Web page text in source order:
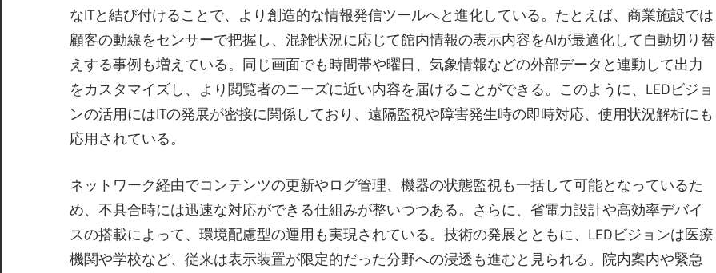
なITと結び付けることで、より創造的な情報発信ツールへと進化している。たとえば、商業施設では
顧客の動線をセンサーで把握し、混雑状況に応じて館内情報の表示内容をAIが最適化して自動切り替
えする事例も増えている。同じ画面でも時間帯や曜日、気象情報などの外部データと連動して出力
をカスタマイズし、より閲覧者のニーズに近い内容を届けることができる。このように、LEDビジョ
ンの活用にはITの発展が密接に関係しており、遠隔監視や障害発生時の即時対応、使用状況解析にも
応用されている。
ネットワーク経由でコンテンツの更新やログ管理、機器の状態監視も一括して可能となっているた
め、不具合時には迅速な対応ができる仕組みが整いつつある。さらに、省電力設計や高効率デバイ
スの搭載によって、環境配慮型の運用も実現されている。技術の発展とともに、LEDビジョンは医療
機関や学校など、従来は表示装置が限定的だった分野への浸透も進むと見られる。院内案内や緊急